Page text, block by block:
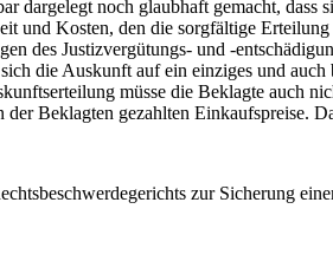
noch glaubhaft gemacht, dass
und Kosten, den die sorgfältige
des Justizvergütungs- und -
die Auskunft auf ein einziges und
müsse die Beklagte auch
Beklagten gezahlten Einkaufspreise.
zur Sicherung